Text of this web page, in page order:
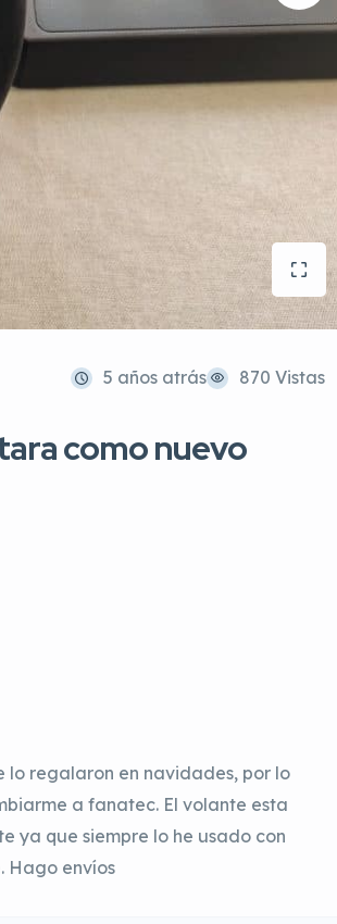
5 años atrás 870 Vistas
como nuevo
lo regalaron en navidades, por lo
a fanatec. El volante esta
ya que siempre lo he usado con
Hago envíos